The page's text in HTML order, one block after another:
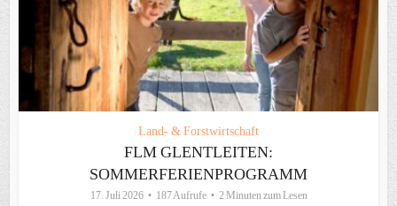
Land- & Forstwirtschaft
FLM GLENTLEITEN:
SOMMERFERIENPROGRAMM
17. Juli 2026 187 Aufrufe 2 Minuten zum Lesen